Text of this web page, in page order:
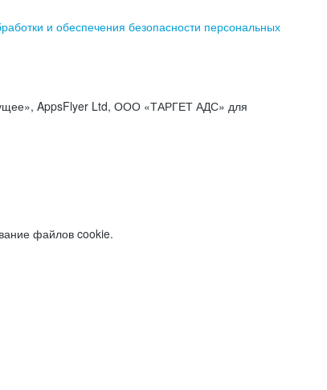
и обеспечения безопасности персональных
AppsFlyer Ltd, ООО «ТАРГЕТ АДС» для
файлов cookie.